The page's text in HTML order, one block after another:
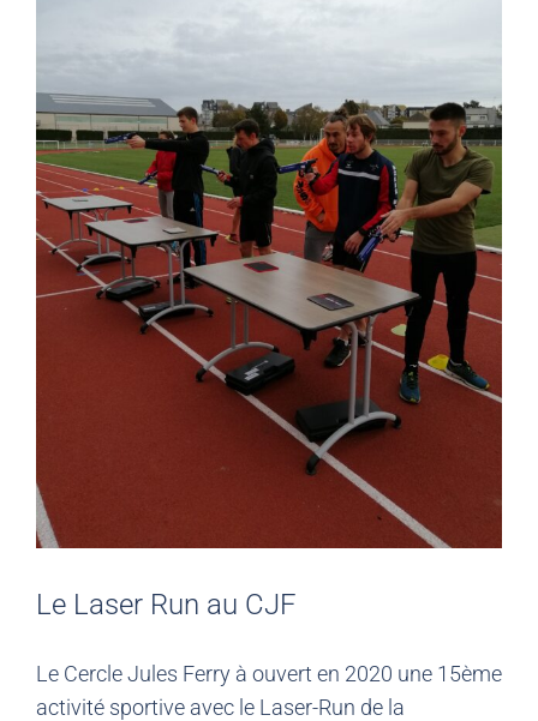
Le Laser Run au CJF
Le Cercle Jules Ferry à ouvert en 2020 une 15ème
activité sportive avec le Laser-Run de la